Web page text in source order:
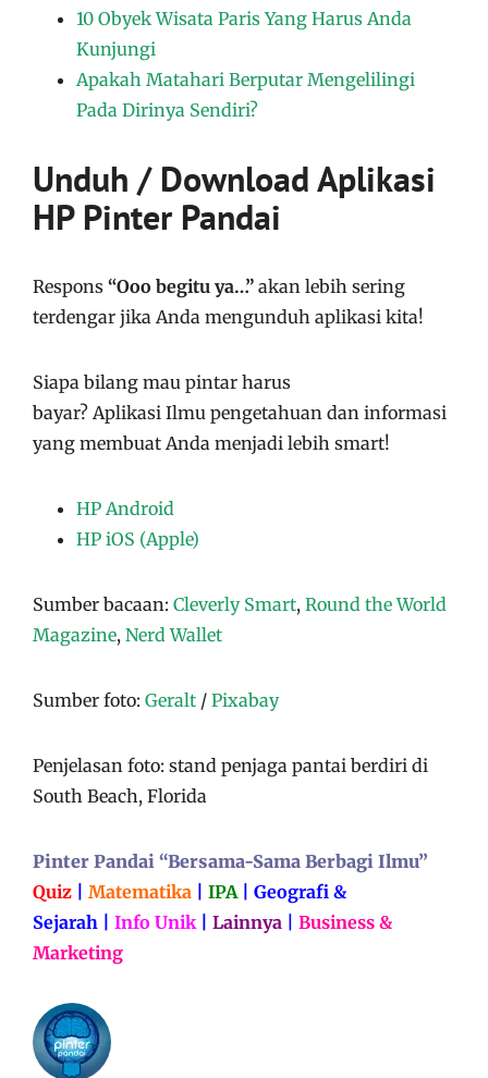
10 Obyek Wisata Paris Yang Harus Anda
Kunjungi
Apakah Matahari Berputar Mengelilingi
Pada Dirinya Sendiri?
Unduh / Download Aplikasi
HP Pinter Pandai
Respons “Ooo begitu ya…” akan lebih sering
terdengar jika Anda mengunduh aplikasi kita!
Siapa bilang mau pintar harus
bayar? Aplikasi Ilmu pengetahuan dan informasi
yang membuat Anda menjadi lebih smart!
HP Android
HP iOS (Apple)
Sumber bacaan: Cleverly Smart, Round the World
Magazine, Nerd Wallet
Sumber foto: Geralt / Pixabay
Penjelasan foto: stand penjaga pantai berdiri di
South Beach, Florida
Pinter Pandai “Bersama-Sama Berbagi Ilmu”
Quiz
Matematika IPA
Geografi &
Sejarah
Info Unik Lainnya
Business &
Marketing